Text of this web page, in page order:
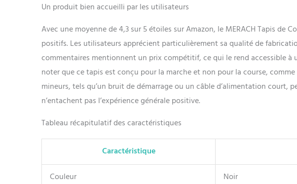
Un produit bien accueilli par les utilisateurs
Avec une moyenne de 4,3 sur 5 étoiles sur Amazon, le MERACH Tapis de
positifs. Les utilisateurs apprécient particulièrement sa qualité de
commentaires mentionnent un prix compétitif, ce qui le rend accessible à
noter que ce tapis est conçu pour la marche et non pour la course,
mineurs, tels qu’un bruit de démarrage ou un câble d’alimentation court,
n’entachent pas l’expérience générale positive.
Tableau récapitulatif des caractéristiques
Caractéristique
Couleur
Noir